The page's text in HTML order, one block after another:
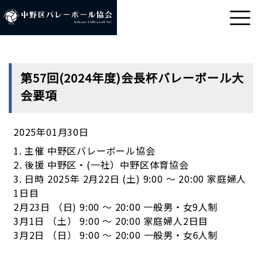
第57回(2024年度)会長杯バレーボール大
会要項
2025年01月30日
1. 主催 中野区バレーボール協会
2. 後援 中野区・(一社）中野区体育協会
3. 日時 2025年 2月22日 (土) 9:00 ～ 20:00 家庭婦人
1日目
2月23日 （日) 9:00 ～ 20:00 一般男・女9人制
3月1日 （土） 9:00 ～ 20:00 家庭婦人2日目
3月2日 （日） 9:00 ～ 20:00 一般男・女6人制